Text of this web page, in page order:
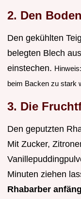
2. Den
Den gekühlten
belegten Blech
einstechen.
beim Backen zu stark
3. Die
Den geputzten
Mit Zucker,
Minuten ziehen
Rhabarber